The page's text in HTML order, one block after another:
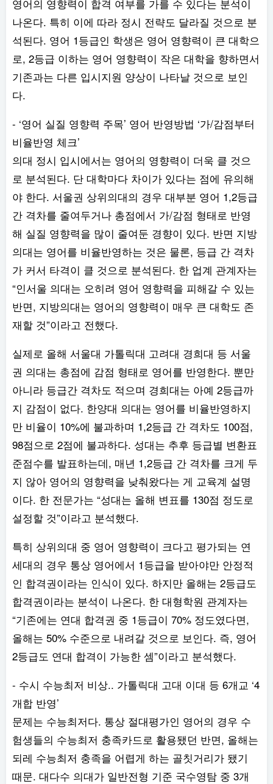
영어의 영향력이 합격 여부를 가를 수 있다는 분석이
나온다. 특히 이에 따라 정시 전략도 달라질 것으로 분
석된다. 영어 1등급인 학생은 영어 영향력이 큰 대학으
로, 2등급 이하는 영어 영향력이 작은 대학을 향하면서
기존과는 다른 입시지원 양상이 나타날 것으로 보인
다.
- ‘영어 실질 영향력 주목’ 영어 반영방법 ‘가/감점부터
비율반영 체크’
의대 정시 입시에서는 영어의 영향력이 더욱 클 것으
로 분석된다. 단 대학마다 차이가 있다는 점에 유의해
야 한다. 서울권 상위의대의 경우 대부분 영어 1,2등급
간 격차를 줄여두거나 총점에서 가/감점 형태로 반영
해 실질 영향력을 많이 줄여둔 경향이 있다. 반면 지방
의대는 영어를 비율반영하는 것은 물론, 등급 간 격차
가 커서 타격이 클 것으로 분석된다. 한 업계 관계자는
“인서울 의대는 오히려 영어 영향력을 피해갈 수 있는
반면, 지방의대는 영어의 영향력이 매우 큰 대학도 존
재할 것”이라고 전했다.
실제로 올해 서울대 가톨릭대 고려대 경희대 등 서울
권 의대는 총점에 감점 형태로 영어를 반영한다. 뿐만
아니라 등급간 격차도 적으며 경희대는 아예 2등급까
지 감점이 없다. 한양대 의대는 영어를 비율반영하지
만 비율이 10%에 불과하며 1,2등급 간 격차도 100점,
98점으로 2점에 불과하다. 성대는 추후 등급별 변환표
준점수를 발표하는데, 매년 1,2등급 간 격차를 크게 두
지 않아 영어의 영향력을 낮춰왔다는 게 교육계 설명
이다. 한 전문가는 “성대는 올해 변표를 130점 정도로
설정할 것”이라고 분석했다.
특히 상위의대 중 영어 영향력이 크다고 평가되는 연
세대의 경우 통상 영어에서 1등급을 받아야만 안정적
인 합격권이라는 인식이 있다. 하지만 올해는 2등급도
합격권이라는 분석이 나온다. 한 대형학원 관계자는
“기존에는 연대 합격권 중 1등급이 70% 정도였다면,
올해는 50% 수준으로 내려갈 것으로 보인다. 즉, 영어
2등급도 연대 합격이 가능한 셈”이라고 분석했다.
- 수시 수능최저 비상.. 가톨릭대 고대 이대 등 6개교 ‘4
개합 반영’
문제는 수능최저다. 통상 절대평가인 영어의 경우 수
험생들의 수능최저 충족카드로 활용됐던 반면, 올해는
되레 수능최저 충족을 어렵게 하는 골칫거리가 됐기
때문. 대다수 의대가 일반전형 기준 국수영탐 중 3개